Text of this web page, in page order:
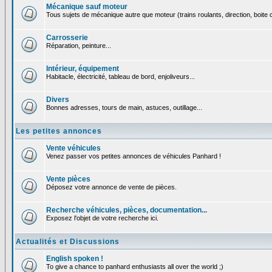
Mécanique sauf moteur
Tous sujets de mécanique autre que moteur (trains roulants, direction, boite
Carrosserie
Réparation, peinture...
Intérieur, équipement
Habitacle, électricité, tableau de bord, enjoliveurs...
Divers
Bonnes adresses, tours de main, astuces, outillage...
Les petites annonces
Vente véhicules
Venez passer vos petites annonces de véhicules Panhard !
Vente pièces
Déposez votre annonce de vente de pièces.
Recherche véhicules, pièces, documentation...
Exposez l'objet de votre recherche ici.
Actualités et Discussions
English spoken !
To give a chance to panhard enthusiasts all over the world ;)